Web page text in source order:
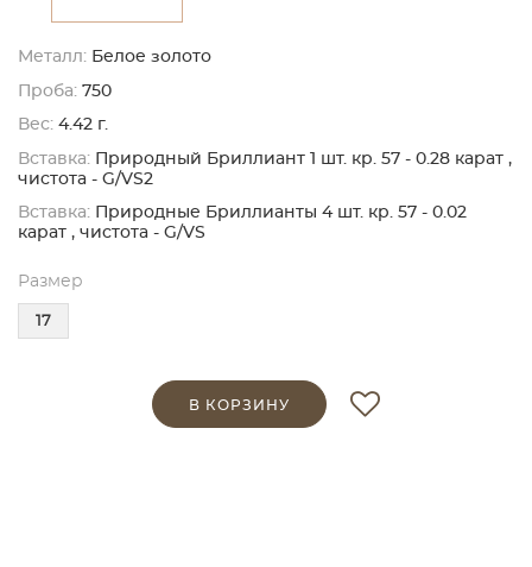
Металл: Белое золото
Проба: 750
Вес: 4.42 г.
Вставка: Природный Бриллиант 1 шт. кр. 57 - 0.28 карат ,
чистота - G/VS2
Вставка: Природные Бриллианты 4 шт. кр. 57 - 0.02
карат , чистота - G/VS
Размер
17
В КОРЗИНУ